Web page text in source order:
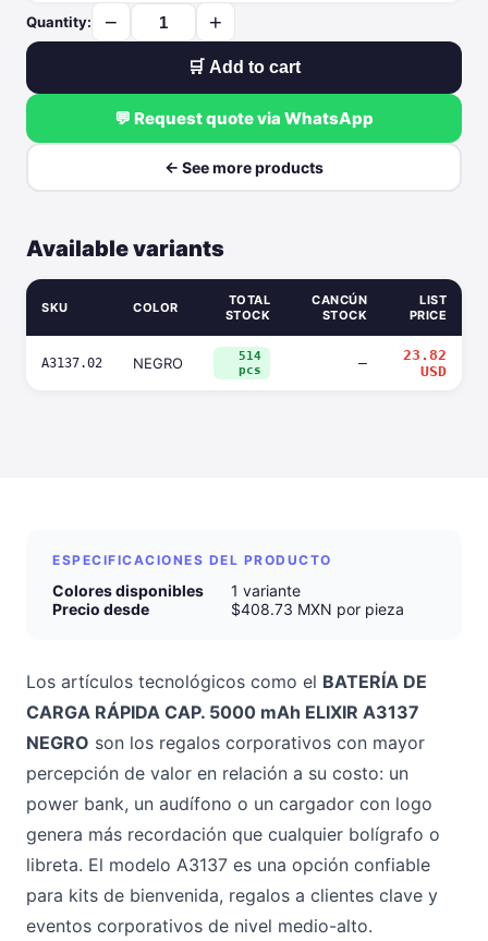
Quantity: − +
🛒 Add to cart
💬 Request quote via WhatsApp
← See more products
Available variants
SKU COLOR
TOTAL
STOCK
CANCÚN
STOCK
LIST
PRICE
A3137.02 NEGRO
514
pcs
—
23.82
USD
ESPECIFICACIONES DEL PRODUCTO
Colores disponibles
1 variante
Precio desde
$408.73 MXN por pieza
Los artículos tecnológicos como el BATERÍA DE
CARGA RÁPIDA CAP. 5000 mAh ELIXIR A3137
NEGRO son los regalos corporativos con mayor
percepción de valor en relación a su costo: un
power bank, un audífono o un cargador con logo
genera más recordación que cualquier bolígrafo o
libreta. El modelo A3137 es una opción confiable
para kits de bienvenida, regalos a clientes clave y
eventos corporativos de nivel medio-alto.